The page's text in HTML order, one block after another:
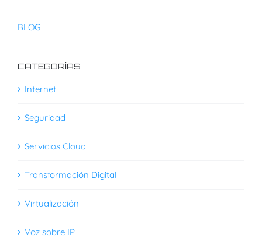
BLOG
CATEGORÍAS
Internet
Seguridad
Servicios Cloud
Transformación Digital
Virtualización
Voz sobre IP